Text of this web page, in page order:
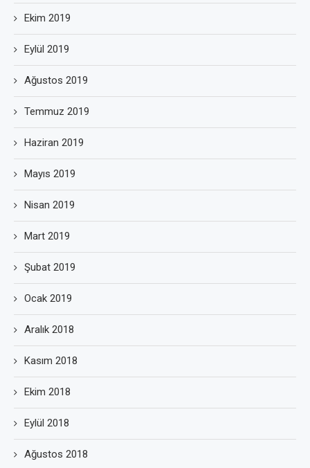
Ekim 2019
Eylül 2019
Ağustos 2019
Temmuz 2019
Haziran 2019
Mayıs 2019
Nisan 2019
Mart 2019
Şubat 2019
Ocak 2019
Aralık 2018
Kasım 2018
Ekim 2018
Eylül 2018
Ağustos 2018